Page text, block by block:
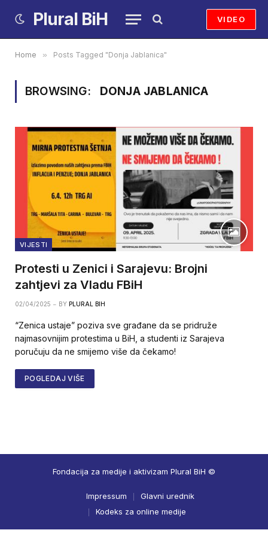
Plural BiH VIDEO
Home » Posts Tagged "Donja Jablanica"
BROWSING: DONJA JABLANICA
VIJESTI
Protesti u Zenici i Sarajevu: Brojni
zahtjevi za Vladu FBiH
02/04/2025 BY PLURAL BIH
“Zenica ustaje” poziva sve građane da se pridruže
najmasovnijim protestima u BiH, a studenti iz Sarajeva
poručuju da ne smijemo više da čekamo!
POGLEDAJ VIŠE
Fondacija za medije i aktivizam Plural BiH ©
Impressum
Glavni urednik
Kodeks za online medije